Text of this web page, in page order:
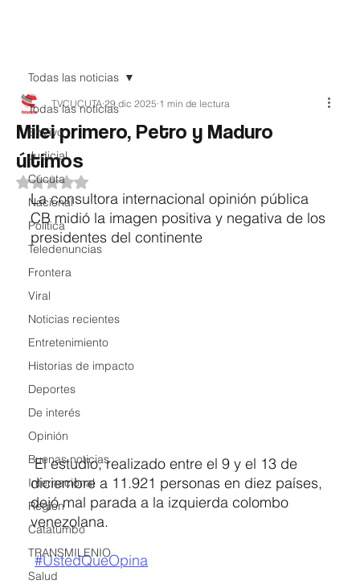
Todas las noticias
EnVivo
Judicial
Cúcuta
Nacional
Política
Teledenuncias
Frontera
Viral
Noticias recientes
Entretenimiento
Historias de impacto
Deportes
De interés
Opinión
Buenas noticias
Internacional
Region
Catatumbo
TRANSMILENIO
Salud
Todas las noticias
Milei primero, Petro y Maduro
últimos
TVCUCUTA 29 dic 2025 1 min de lectura
Obtuvo NaN de 5 estrellas.
La consultora internacional opinión pública
CB midió la imagen positiva y negativa de los
presidentes del continente
El estudio, realizado entre el 9 y el 13 de
diciembre a 11.921 personas en diez países,
dejó mal parada a la izquierda colombo
venezolana.
#UstedQueOpina